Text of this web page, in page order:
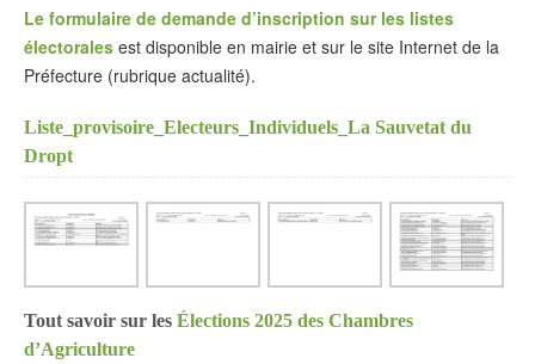
Le formulaire de demande d’inscription sur les listes
électorales est disponible en mairie et sur le site Internet de la
Préfecture (rubrique actualité).
Liste_provisoire_Electeurs_Individuels_La Sauvetat du
Dropt
Tout savoir sur les Élections 2025 des Chambres
d’Agriculture